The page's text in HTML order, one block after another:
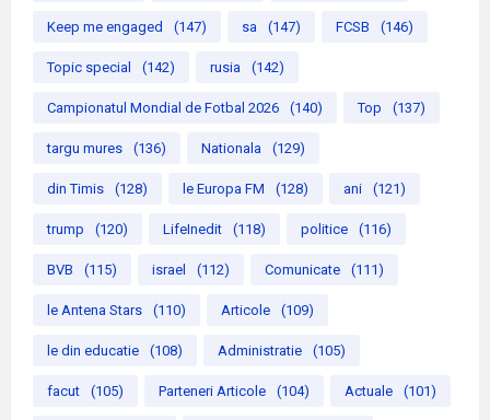
Keep me engaged (147) sa (147) FCSB (146)
Topic special (142) rusia (142)
Campionatul Mondial de Fotbal 2026 (140) Top (137)
targu mures (136) Nationala (129)
din Timis (128) le Europa FM (128) ani (121)
trump (120) LifeInedit (118) politice (116)
BVB (115) israel (112) Comunicate (111)
le Antena Stars (110) Articole (109)
le din educatie (108) Administratie (105)
facut (105) Parteneri Articole (104) Actuale (101)